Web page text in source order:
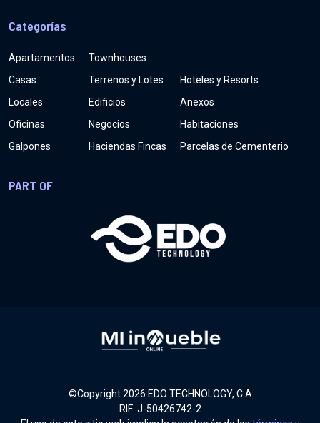
Categorías
Apartamentos
Casas
Locales
Oficinas
Galpones
Townhouses
Terrenos y Lotes
Edificios
Negocios
Haciendas Fincas
Hoteles y Resorts
Anexos
Habitaciones
Parcelas de Cementerio
PART OF
©Copyright2026 EDO TECHNOLOGY, C.A
RIF: J-50426742-2